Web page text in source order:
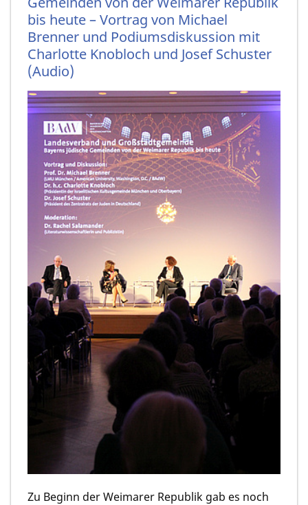
bis heute – Vortrag von Michael
Brenner und Podiumsdiskussion mit
Charlotte Knobloch und Josef Schuster
(Audio)
Zu Beginn der Weimarer Republik gab es noch